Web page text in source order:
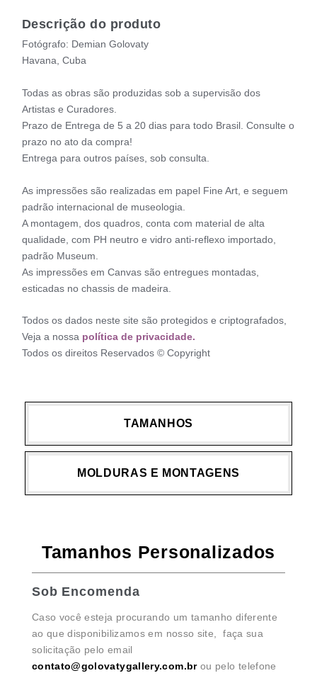
Descrição do produto
Fotógrafo: Demian Golovaty
Havana, Cuba
Todas as obras são produzidas sob a supervisão dos
Artistas e Curadores.
Prazo de Entrega de 5 a 20 dias para todo Brasil. Consulte o
prazo no ato da compra!
Entrega para outros países, sob consulta.
As impressões são realizadas em papel Fine Art, e seguem
padrão internacional de museologia.
A montagem, dos quadros, conta com material de alta
qualidade, com PH neutro e vidro anti-reflexo importado,
padrão Museum.
As impressões em Canvas são entregues montadas,
esticadas no chassis de madeira.
Todos os dados neste site são protegidos e criptografados,
Veja a nossa política de privacidade.
Todos os direitos Reservados © Copyright
TAMANHOS
MOLDURAS E MONTAGENS
Tamanhos Personalizados
Sob Encomenda
Caso você esteja procurando um tamanho diferente
ao que disponibilizamos em nosso site, faça sua
solicitação pelo email
contato@golovatygallery.com.brou pelo telefone